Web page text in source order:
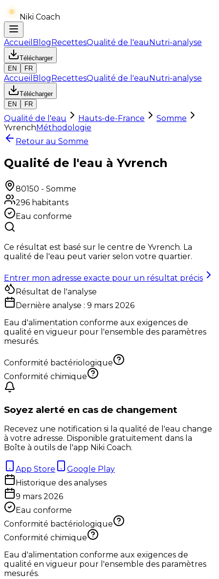
Niki Coach
Accueil BlogRecettesQualité de l'eauNutri-analyse
Télécharger
EN
FR
Accueil BlogRecettesQualité de l'eauNutri-analyse
Télécharger
EN
FR
Qualité de l'eau Hauts-de-France
Somme
YvrenchMéthodologie
Retour au Somme
Qualité de l'eau à Yvrench
80150 - Somme
296 habitants
Eau conforme
Ce résultat est basé sur le centre de Yvrench. La
qualité de l'eau peut varier selon votre quartier.
Entrer mon adresse exacte pour un résultat précis
Résultat de l'analyse
Dernière analyse : 9 mars 2026
Eau d'alimentation conforme aux exigences de
qualité en vigueur pour l'ensemble des paramètres
mesurés.
Conformité bactériologique
Conformité chimique
Soyez alerté en cas de changement
Recevez une notification si la qualité de l'eau change
à votre adresse. Disponible gratuitement dans la
Boîte à outils de l'app Niki Coach.
App Store
Google Play
Historique des analyses
9 mars 2026
Eau conforme
Conformité bactériologique
Conformité chimique
Eau d'alimentation conforme aux exigences de
qualité en vigueur pour l'ensemble des paramètres
mesurés.